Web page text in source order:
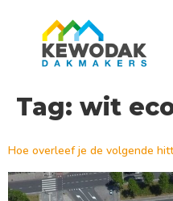
Tag: wit
Hoe overleef je de volgende